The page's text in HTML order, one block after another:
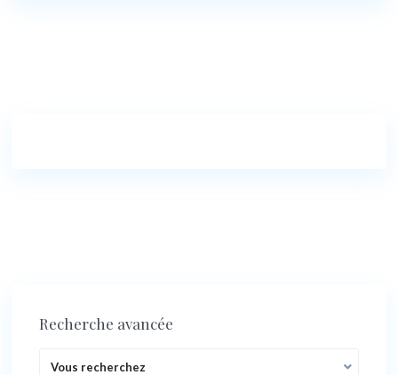
Recherche avancée
Vous recherchez